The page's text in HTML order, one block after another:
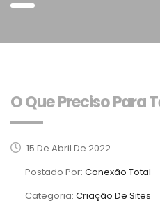
O Que Preciso Para
15 De Abril De 2022
Postado Por: Conexão Total
Categoria: Criação De Sites